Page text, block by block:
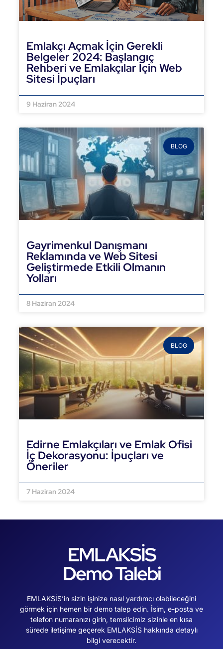
Emlakçı Açmak İçin Gerekli
Belgeler 2024: Başlangıç
Rehberi ve Emlakçılar İçin Web
Sitesi İpuçları
9 Haziran 2024
BLOG
Gayrimenkul Danışmanı
Reklamında ve Web Sitesi
Geliştirmede Etkili Olmanın
Yolları
8 Haziran 2024
BLOG
Edirne Emlakçıları ve Emlak Ofisi
İç Dekorasyonu: İpuçları ve
Öneriler
7 Haziran 2024
EMLAKSİS
Demo Talebi
EMLAKSİS’in sizin işinize nasıl yardımcı olabileceğini
görmek için hemen bir demo talep edin. İsim, e-posta ve
telefon numaranızı girin, temsilcimiz sizinle en kısa
sürede iletişime geçerek EMLAKSİS hakkında detaylı
bilgi verecektir.